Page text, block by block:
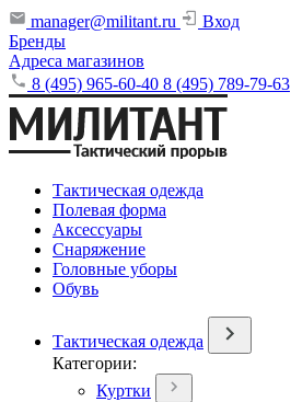
manager@militant.ru
Вход
Бренды
Адреса магазинов
8 (495) 965-60-40 8 (495) 789-79-63
Тактическая одежда
Полевая форма
Аксессуары
Снаряжение
Головные уборы
Обувь
Тактическая одежда
Категории:
Куртки